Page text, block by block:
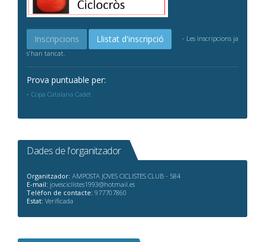
Inscripcions Llistat d'inscripció
- Les inscripcions ja
s'han tancat.
Prova puntuable per:
Copa Catalana Cadet
Dades de l'organitzador
Organitzador: AMPOSTA JOVES CICLISTES CLUB - 584
E-mail: jovesciclistes1993@hotmail.es
Telèfon de contacte: 977707860
Estat: Verificada